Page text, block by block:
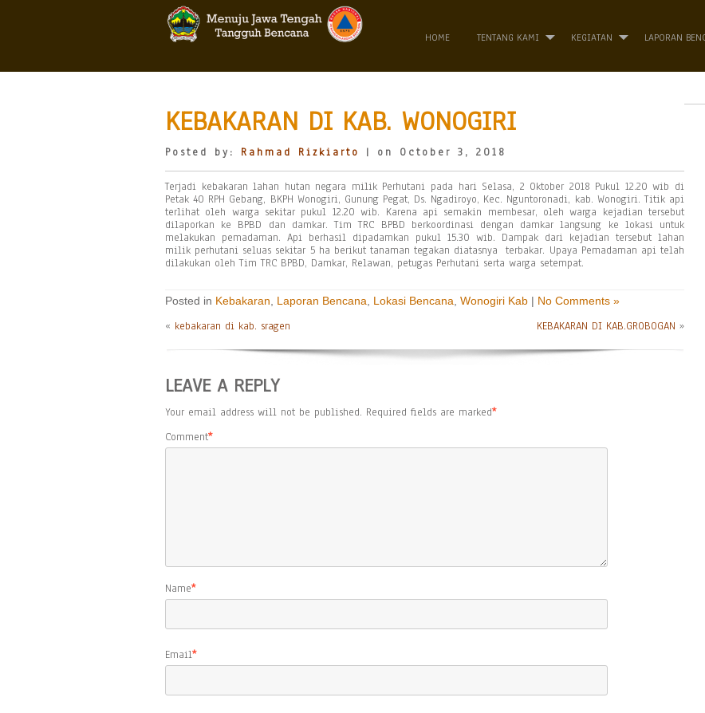
HOME TENTANG KAMI KEGIATAN LAPORAN
KEBAKARAN DI KAB. WONOGIRI
Posted by: Rahmad Rizkiarto | on October 3, 2018
Terjadi kebakaran lahan hutan negara milik Perhutani pada hari Selasa, 2 Oktober 2018 Pukul 12.20 wib di
Petak 40 RPH Gebang, BKPH Wonogiri, Gunung Pegat, Ds. Ngadiroyo, Kec. Nguntoronadi, kab. Wonogiri. Titik api
terlihat oleh warga sekitar pukul 12.20 wib. Karena api semakin membesar, oleh warga kejadian tersebut
dilaporkan ke BPBD dan damkar. Tim TRC BPBD berkoordinasi dengan damkar langsung ke lokasi untuk
melakukan pemadaman. Api berhasil dipadamkan pukul 15.30 wib. Dampak dari kejadian tersebut lahan
milik perhutani seluas sekitar 5 ha berikut tanaman tegakan diatasnya terbakar. Upaya Pemadaman api telah
dilakukan oleh Tim TRC BPBD, Damkar, Relawan, petugas Perhutani serta warga setempat.
Posted in Kebakaran Laporan Bencana Lokasi Bencana Wonogiri Kab | No Comments »
« kebakaran di kab. sragen KEBAKARAN DI KAB.GROBOGAN »
LEAVE A REPLY
Your email address will not be published. Required fields are marked*
Comment*
Name*
Email*